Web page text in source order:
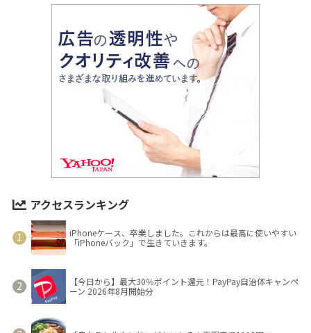
アクセスランキング
iPhoneケース、卒業しました。これからは最高に使いやすい
「iPhoneバック」で生きていきます。
【今日から】最大30％ポイント還元！PayPay自治体キャンペ
ーン 2026年8月開始分